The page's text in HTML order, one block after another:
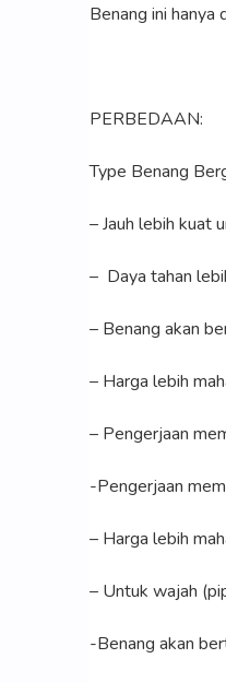
Benang ini
PERBEDAAN:
Type Benang
– Jauh lebih kuat
– Daya tahan
– Benang akan
– Harga lebih
– Pengerjaan
-Pengerjaan
– Harga lebih
– Untuk wajah
-Benang akan